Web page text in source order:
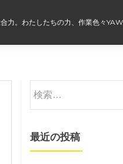
力。わたしたちの力、作業色々
索:
最近の投稿